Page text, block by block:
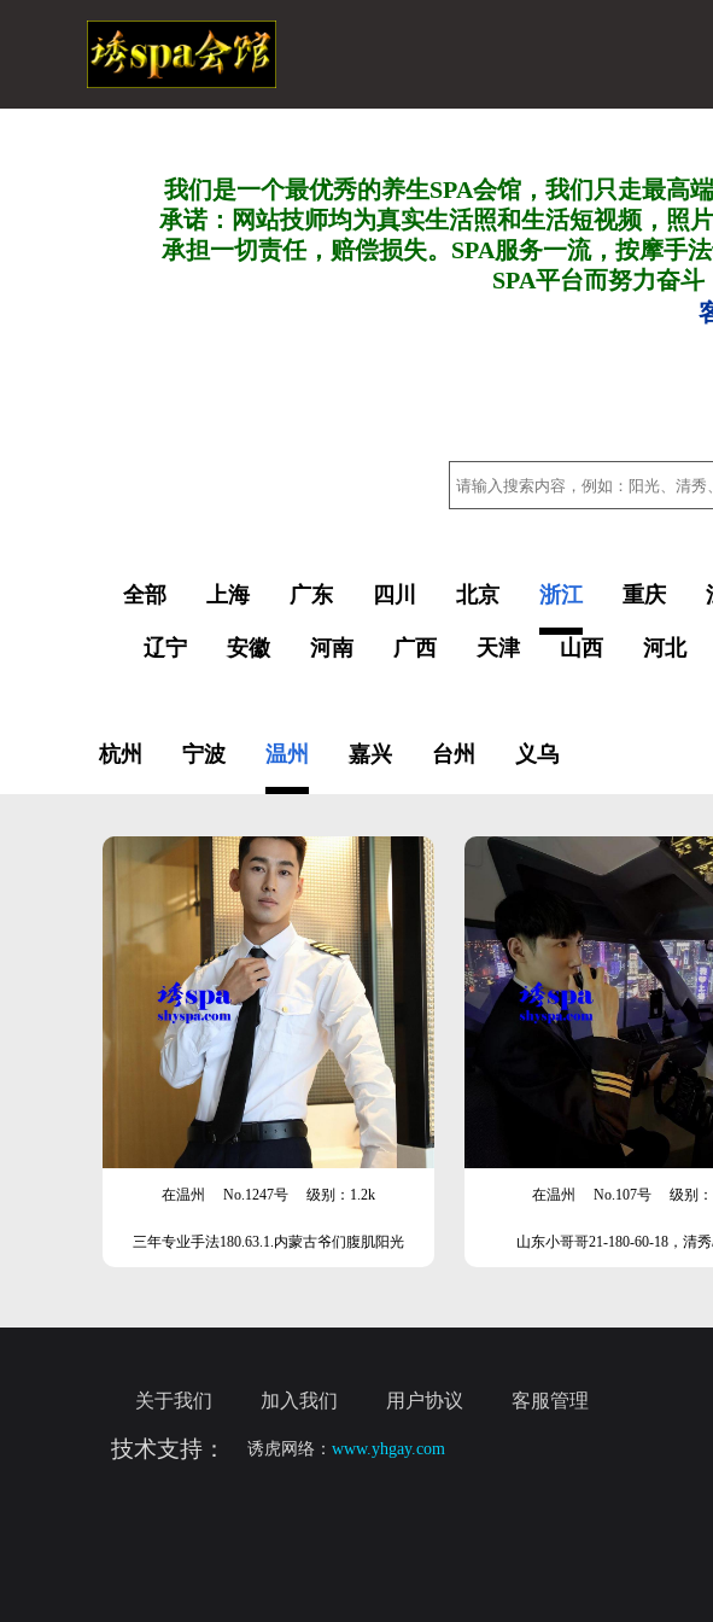
我们是一个最优秀的养生SPA会馆，我们只走最高
承诺：网站技师均为真实生活照和生活短视频，照
承担一切责任，赔偿损失。SPA服务一流，按摩手
SPA平台而努力奋斗
全部 上海 广东 四川 北京 浙江 重庆
辽宁 安徽 河南 广西 天津 山西 河北
杭州 宁波 温州 嘉兴 台州 义乌
在温州 No.1247号 级别：1.2k
三年专业手法180.63.1.内蒙古爷们腹肌阳光
在温州 No.107号 级别
山东小哥哥21-180-60-18，清
关于我们 加入我们 用户协议 客服管理
技术支持： 诱虎网络： www.yhgay.com